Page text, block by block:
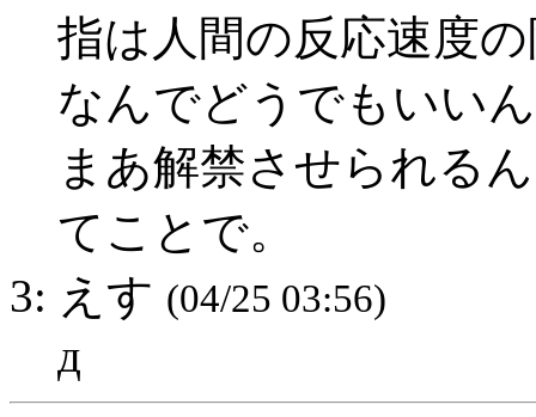
指は人間の反応速度
なんでどうでもいい
まあ解禁させられる
てことで。
3: えす (04/25 03:56)
д